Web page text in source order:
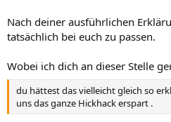
Nach deiner ausführlichen
tatsächlich bei euch zu passen.
Wobei ich dich an dieser Stelle
du hättest das vielleicht gleich so
uns das ganze Hickhack erspart .